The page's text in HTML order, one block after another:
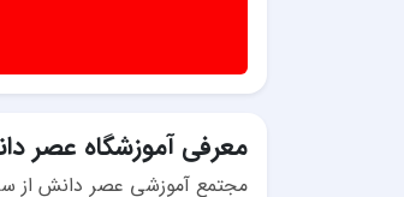
معرفی آموزشگاه عصر